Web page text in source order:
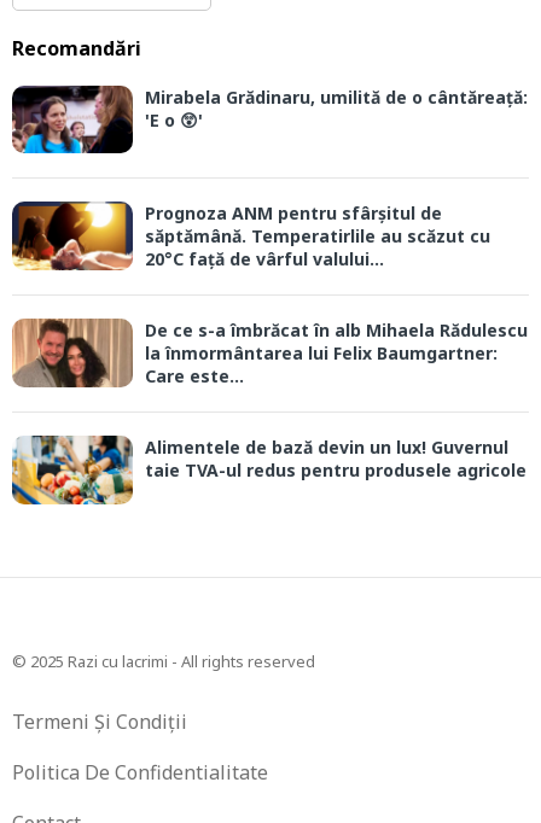
Recomandări
Mirabela Grădinaru, umilită de o cântăreață:
'E o 😲'
Prognoza ANM pentru sfârșitul de
săptămână. Temperatirlile au scăzut cu
20°C față de vârful valului...
De ce s-a îmbrăcat în alb Mihaela Rădulescu
la înmormântarea lui Felix Baumgartner:
Care este...
Alimentele de bază devin un lux! Guvernul
taie TVA-ul redus pentru produsele agricole
© 2025 Razi cu lacrimi - All rights reserved
Termeni Și Condiții
Politica De Confidentialitate